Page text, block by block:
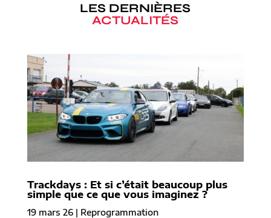
LES DERNIÈRES
ACTUALITÉS
Trackdays : Et si c’était beaucoup plus
simple que ce que vous imaginez ?
19 mars 26| Reprogrammation